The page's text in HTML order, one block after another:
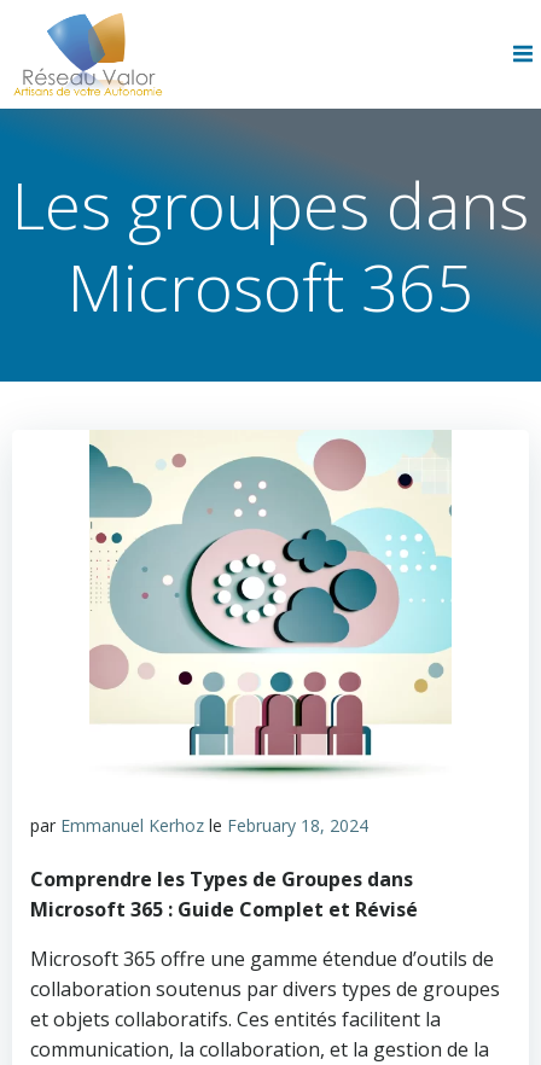
Les groupes dans
Microsoft 365
par Emmanuel Kerhoz le February 18, 2024
Comprendre les Types de Groupes dans
Microsoft 365 : Guide Complet et Révisé
Microsoft 365 offre une gamme étendue d’outils de
collaboration soutenus par divers types de groupes
et objets collaboratifs. Ces entités facilitent la
communication, la collaboration, et la gestion de la